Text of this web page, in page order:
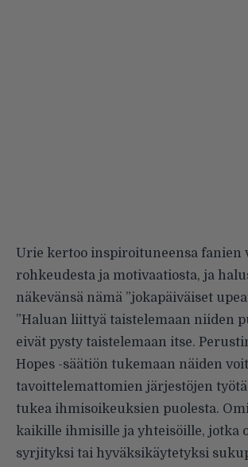
Urie kertoo inspiroituneensa fanien
rohkeudesta ja motivaatiosta, ja
näkevänsä nämä ”jokapäiväiset
”Haluan liittyä taistelemaan niiden
eivät pysty taistelemaan itse.
Hopes -säätiön tukemaan näiden
tavoittelemattomien järjestöjen
tukea ihmisoikeuksien puolesta.
kaikille ihmisille ja yhteisöille, jotka
syrjityksi tai hyväksikäytetyksi